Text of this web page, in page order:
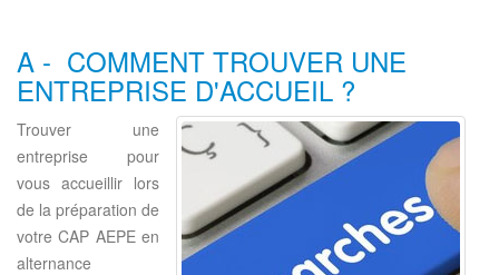
A - COMMENT TROUVER UNE
ENTREPRISE D'ACCUEIL ?
Trouver une
entreprise pour
vous accueillir lors
de la préparation de
votre CAP AEPE en
alternance